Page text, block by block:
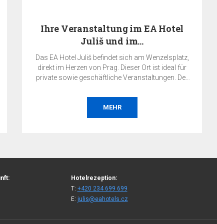
für
Der
ein
für
Zahlen Sie jetzt und SPAREN 10%
Der Gesamtpreis der Reservierung werden vom
Hotel am Tag der Buchung erforderlich und ist
nicht refundierbar. Unterkunft ohne Frühstück.
Hotelrezeption:
T: +420 234 699 699
E: julis@eahotels.cz